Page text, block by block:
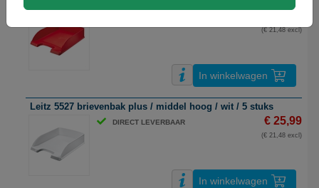
(€ 21,48 excl)
In winkelwagen
Leitz 5527 brievenbak plus / middel hoog / wit / 5 stuks
DIRECT LEVERBAAR € 25,99
(€ 21,48 excl)
In winkelwagen